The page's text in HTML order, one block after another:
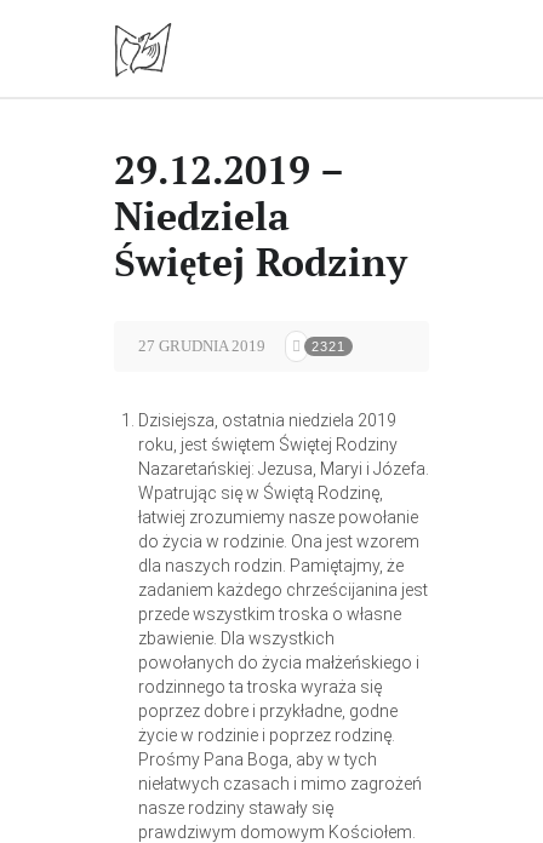
29.12.2019 –
Niedziela
Świętej Rodziny
27 GRUDNIA 2019 2321
Dzisiejsza, ostatnia niedziela 2019
roku, jest świętem Świętej Rodziny
Nazaretańskiej: Jezusa, Maryi i Józefa.
Wpatrując się w Świętą Rodzinę,
łatwiej zrozumiemy nasze powołanie
do życia w rodzinie. Ona jest wzorem
dla naszych rodzin. Pamiętajmy, że
zadaniem każdego chrześcijanina jest
przede wszystkim troska o własne
zbawienie. Dla wszystkich
powołanych do życia małżeńskiego i
rodzinnego ta troska wyraża się
poprzez dobre i przykładne, godne
życie w rodzinie i poprzez rodzinę.
Prośmy Pana Boga, aby w tych
niełatwych czasach i mimo zagrożeń
nasze rodziny stawały się
prawdziwym domowym Kościołem.